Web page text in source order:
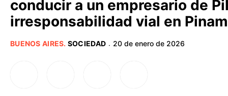
BUENOS AIRES
conducir a un empresario de
irresponsabilidad vial en
BUENOS AIRES. SOCIEDAD · 20 de enero de 2026